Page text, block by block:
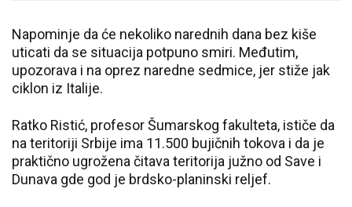
Napominje da će nekoliko narednih dana bez kiše
uticati da se situacija potpuno smiri. Međutim,
upozorava i na oprez naredne sedmice, jer stiže jak
ciklon iz Italije.
Ratko Ristić, profesor Šumarskog fakulteta, ističe da
na teritoriji Srbije ima 11.500 bujičnih tokova i da je
praktično ugrožena čitava teritorija južno od Save i
Dunava gde god je brdsko-planinski reljef.